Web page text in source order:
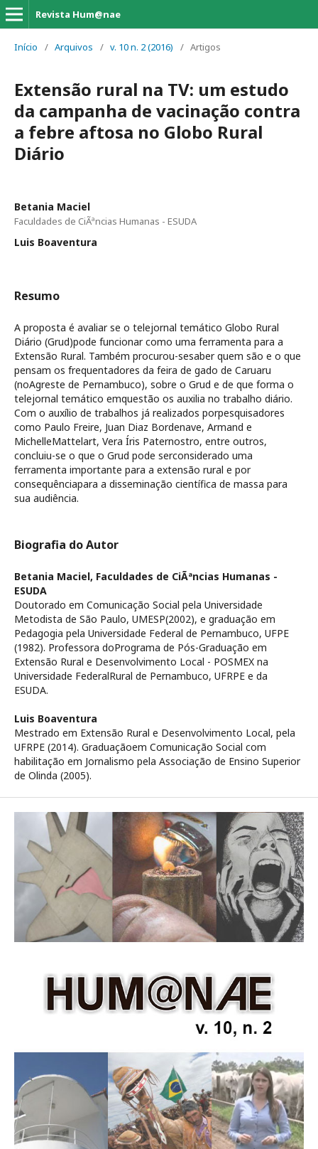
Revista Hum@nae
Início / Arquivos / v. 10 n. 2 (2016) / Artigos
Extensão rural na TV: um estudo
da campanha de vacinação contra
a febre aftosa no Globo Rural
Diário
Betania Maciel
Faculdades de CiÃªncias Humanas - ESUDA
Luis Boaventura
Resumo
A proposta é avaliar se o telejornal temático Globo Rural
Diário (Grud)pode funcionar como uma ferramenta para a
Extensão Rural. Também procurou-sesaber quem são e o que
pensam os frequentadores da feira de gado de Caruaru
(noAgreste de Pernambuco), sobre o Grud e de que forma o
telejornal temático emquestão os auxilia no trabalho diário.
Com o auxílio de trabalhos já realizados porpesquisadores
como Paulo Freire, Juan Diaz Bordenave, Armand e
MichelleMattelart, Vera Íris Paternostro, entre outros,
concluiu-se o que o Grud pode serconsiderado uma
ferramenta importante para a extensão rural e por
consequênciapara a disseminação científica de massa para
sua audiência.
Biografia do Autor
Betania Maciel, Faculdades de CiÃªncias Humanas -
ESUDA
Doutorado em Comunicação Social pela Universidade
Metodista de São Paulo, UMESP(2002), e graduação em
Pedagogia pela Universidade Federal de Pernambuco, UFPE
(1982). Professora doPrograma de Pós-Graduação em
Extensão Rural e Desenvolvimento Local - POSMEX na
Universidade FederalRural de Pernambuco, UFRPE e da
ESUDA.
Luis Boaventura
Mestrado em Extensão Rural e Desenvolvimento Local, pela
UFRPE (2014). Graduaçãoem Comunicação Social com
habilitação em Jornalismo pela Associação de Ensino Superior
de Olinda (2005).